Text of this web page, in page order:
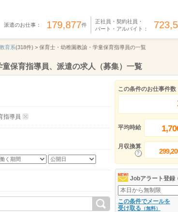
派遣のお仕事： 179,877件
正社員・契約社員・
パート・アルバイト：
育系(318件) > 保育士・幼稚園教諭・学童保育指導員の一覧
保育指導員、派遣の求人（募集）一覧
指導員
この条件のお仕事件数
平均時給
月収換算
Jobアラート登録
この条件でメールを
受け取る （無料）